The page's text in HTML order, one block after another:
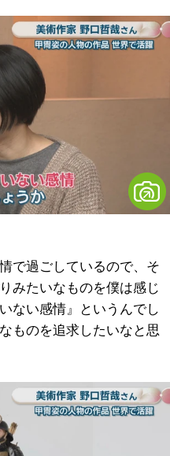
で過ごしているので、そ
みたいなものを僕は感じ
ない感情』というんでし
ものを追求したいなと思